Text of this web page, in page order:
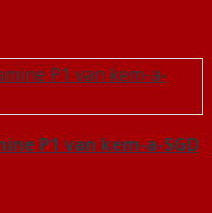
P1 van kem-a-SGD